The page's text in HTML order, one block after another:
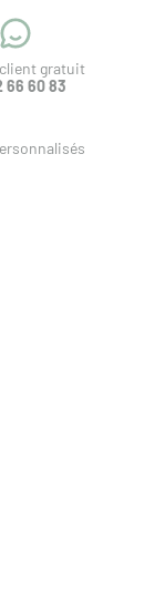
gratuit
66 60 83